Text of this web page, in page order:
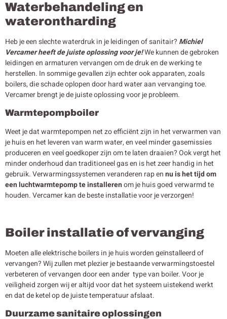
Waterbehandeling en
waterontharding
Heb je een slechte waterdruk in je leidingen of sanitair? Michiel
Vercamer heeft de juiste oplossing voor je!We kunnen de gebroken
leidingen en armaturen vervangen om de druk en de werking te
herstellen. In sommige gevallen zijn echter ook apparaten, zoals
boilers, die schade oplopen door hard water aan vervanging toe.
Vercamer brengt je de juiste oplossing voor je probleem.
Warmtepompboiler
Weet je dat warmtepompen net zo efficiënt zijn in het verwarmen van
je huis en het leveren van warm water, en veel minder gasemissies
produceren en veel goedkoper zijn om te laten draaien? Ook vergt het
minder onderhoud dan traditioneel gas en is het zeer handig in het
gebruik. Verwarmingssystemen veranderen rap ennu is het tijd om
een luchtwarmtepomp te installerenom je huis goed verwarmd te
houden. Vercamer kan de beste installatie voor je verzorgen!
Boiler installatie of vervanging
Moeten alle elektrische boilers in je huis worden geïnstalleerd of
vervangen? Wij zullen met plezier je bestaande verwarmingstoestel
verbeteren of vervangen door een ander type van boiler. Voor je
veiligheid zorgen wij er altijd voor dat het systeem uistekend werkt
en dat de ketel op de juiste temperatuur afslaat.
Duurzame sanitaire oplossingen